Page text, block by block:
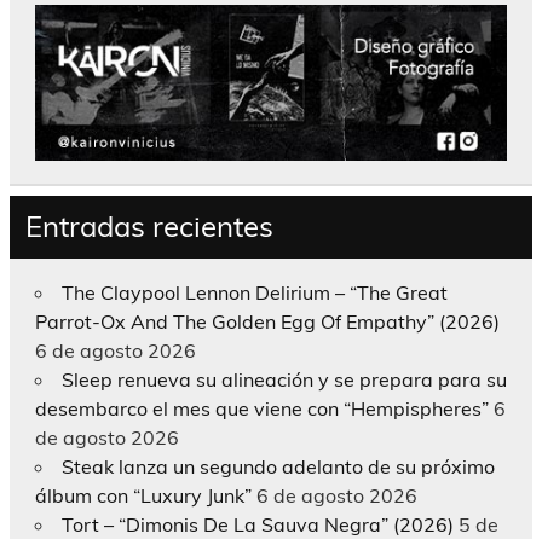
Entradas recientes
The Claypool Lennon Delirium – “The Great
Parrot-Ox And The Golden Egg Of Empathy” (2026)
6 de agosto 2026
Sleep renueva su alineación y se prepara para su
desembarco el mes que viene con “Hempispheres” 6
de agosto 2026
Steak lanza un segundo adelanto de su próximo
álbum con “Luxury Junk” 6 de agosto 2026
Tort – “Dimonis De La Sauva Negra” (2026) 5 de